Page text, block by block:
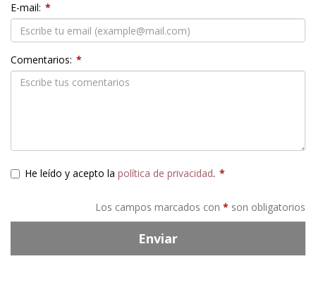
E-mail: *
Comentarios: *
He leído y acepto la política de privacidad. *
Los campos marcados con * son obligatorios
Enviar